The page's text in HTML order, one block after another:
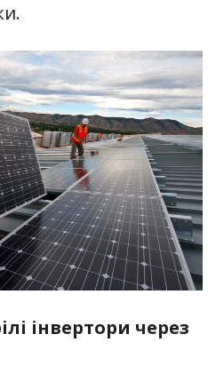
інвертори через